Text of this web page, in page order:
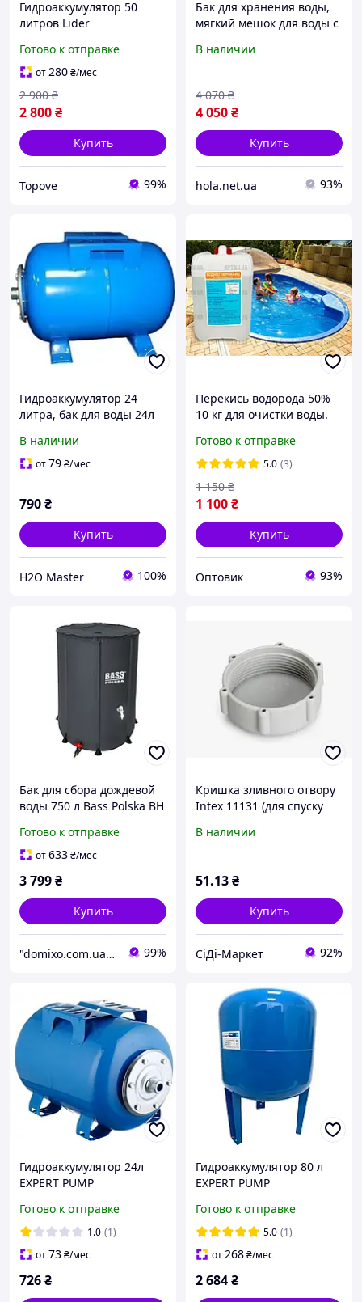
Гидроаккумулятор 50
литров Lider
воды бак
расширительный SS для
водоснабжения
Готово к отправке
от280₴/мес
2 800₴
2 900 ₴
Купить
Topove 99%
Бак для хранения воды,
мягкий мешок для воды с
контейнер для хранения
Vevor 618999
В наличии
4 050₴
4 070 ₴
Купить
hola.net.ua 93%
Гидроаккумулятор 24
литра, бак для воды 24л
В наличии
от79₴/мес
790₴
Купить
H2O Master 100%
Перекись водорода 50%
10 кг для очистки воды.
с клапанной крышкой.
ОТПРАВЛЯЕМ!
Готово к отправке
5.0 (3)
1 100₴
1 150 ₴
Купить
Оптовик 93%
Бак для сбора дождевой
воды 750 л Bass Polska BH
емкость для полива с
фильтром и краном
Готово к отправке
от633₴/мес
3 799₴
Купить
"domixo.com.ua" - интернет-магазин 99%
Кришка зливного отвору
Intex 11131 (для спуску
фільтр. насосах, до Intex
В наличии
51.13₴
Купить
СіДі-Маркет 92%
Гидроаккумулятор 24л
EXPERT PUMP
гидрофор бак для воды
Готово к отправке
1.0 (1)
от73₴/мес
726₴
Гидроаккумулятор 80 л
EXPERT PUMP
бак для воды
Готово к отправке
5.0 (1)
от268₴/мес
2 684₴